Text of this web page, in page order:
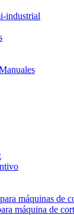
industrial
máquinas de
máquina de